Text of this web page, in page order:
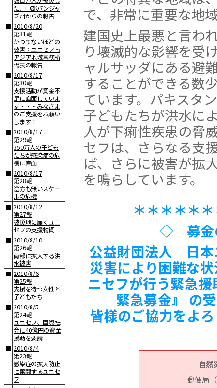
た、中部パンジャ
ブ州からの報告
■ 2010/8/20
第31報
かつてないほどの
被害：ユニセフ南
アジア地域事務所
代表の報告
■ 2010/8/17
第30報
支援活動が資金不
足に直面していま
す・・・みなさま
のご支援をお願い
します！
■ 2010/8/17
第29報
350万人の子ども
たちが感染症の危
機に直面
■ 2010/8/17
第28報
途方も無いスケー
ルの危機
■ 2010/8/12
第27報
被災地に届くユニ
セフの支援物資
■ 2010/8/10
第26報
南部に拡大する洪
水被害
■ 2010/8/6
第25報
支援を待つ女性と
子どもたち
■ 2010/8/5
第24報
ユニセフ、国際社
会に40億円の資金
援助を要請
■ 2010/8/4
第23報
感染症の拡大防止
に奮闘するユニセ
フ
で、非常に重要な地
建国史上最悪と言わ
り壊滅的な影響を受
ャルサッダにある避
することができる数
ています。パキスタ
子どもたちが洪水に
人が下痢性疾患の脅
セフは、さらなる支
ば、さらに被害が拡
を鳴らしています。
＊＊＊＊＊
◇ 募金
公益財団法人 日本
災害により困難な
ニセフが行う緊急
緊急募金』 の
皆様のご協力をよ
自然
郵便局